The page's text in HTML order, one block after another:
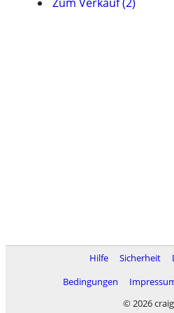
Hilfe Sicherheit
Bedingungen
© 2026